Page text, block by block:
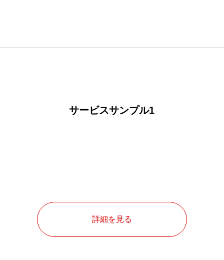
サービスサンプル1
詳細を見る